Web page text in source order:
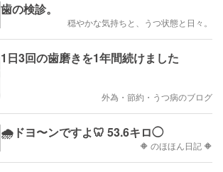
歯の検診。
穏やかな気持ちと、うつ状態と日々。
1日3回の歯磨きを1年間続けました
外為・節約・うつ病のブログ
🌧️ドヨ〜ンですよ🦷 53.6キロ◯
🔶 のほほん日記 🔶